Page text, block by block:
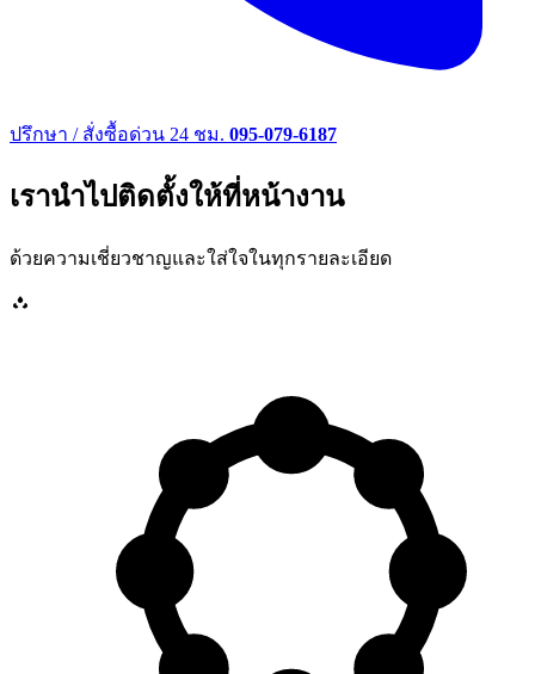
ปรึกษา / สั่งซื้อด่วน 24 ชม. 095-079-6187
เรานำไปติดตั้งให้ที่หน้างาน
ด้วยความเชี่ยวชาญและใส่ใจในทุกรายละเอียด